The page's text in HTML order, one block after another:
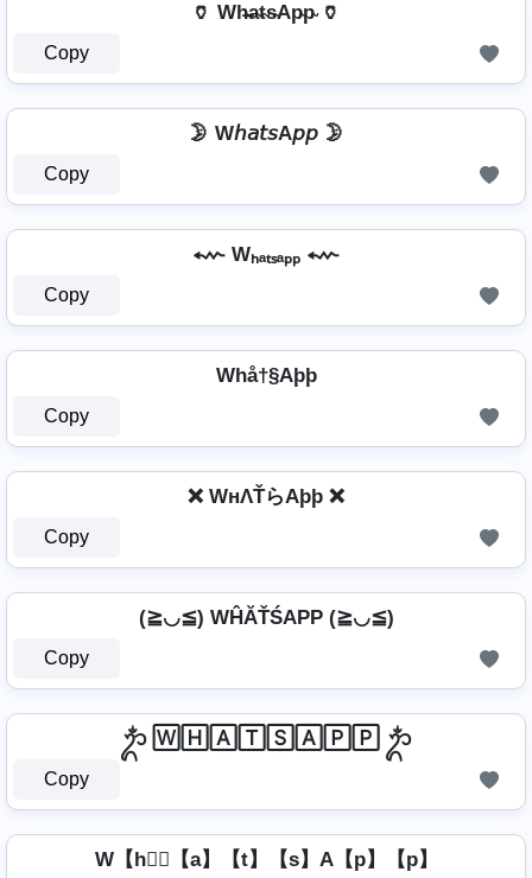
🏺 Wh̴̶a̴t̴s̴Ap̴p̴ 🏺
Copy
🌛 W𝘩𝘢𝘵𝘴A𝘱𝘱 🌛
Copy
⬳ Wₕₐₜₛₐₚₚ ⬳
Copy
Whå†§Aþþ
Copy
❌ WнΛŤらAþþ ❌
Copy
(≧◡≦) WĤĂŤŚAРР (≧◡≦)
Copy
ᬊᬁ 🅆🄷🄰🅃🅂🄰🄿🄿 ᬊᬁ
Copy
W【h】⃣【a】【t】【s】A【p】【p】